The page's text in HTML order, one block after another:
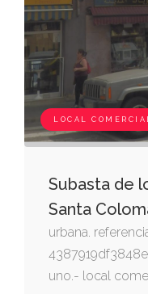
LOCAL
Subasta de
Santa
urbana.
uno.- local